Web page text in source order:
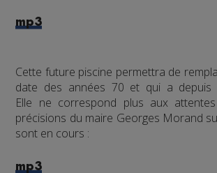
mp3
Cette future piscine permettra de
date des années 70 et qui a depuis
Elle ne correspond plus aux
précisions du maire Georges Morand
sont en cours :
mp3